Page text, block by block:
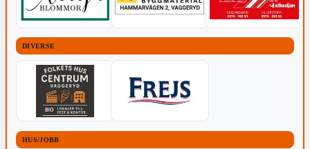
DIVERSE
HUS/JOBB